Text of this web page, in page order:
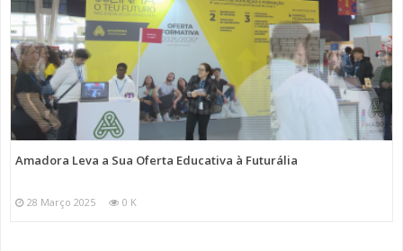
Amadora Leva a Sua Oferta Educativa à Futurália
28 Março 2025 0 K